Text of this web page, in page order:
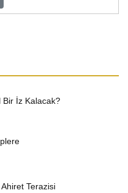
Bir İz Kalacak?
Terazisi